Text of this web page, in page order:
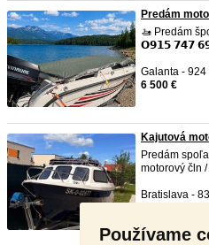
Používame
Predám
🚤 Predám
𝗢𝟵𝟭𝟱 𝟳𝟰𝟳
Galanta - 924
6 500 €
Kajutová
Predám
motorový čln
Bratislava -